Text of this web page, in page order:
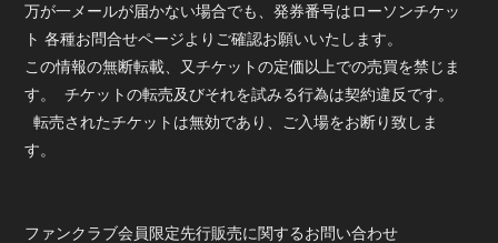
万が一メールが届かない場合でも、発券番号はローソンチケッ
ト 各種お問合せページよりご確認お願いいたします。
この情報の無断転載、又チケットの定価以上での売買を禁じま
す。 チケットの転売及びそれを試みる行為は契約違反です。
転売されたチケットは無効であり、ご入場をお断り致しま
す。
ファンクラブ会員限定先行販売に関するお問い合わせ